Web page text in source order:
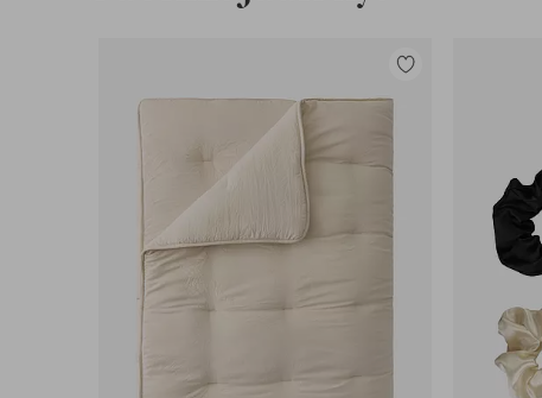
Lisää
suosikkeihin